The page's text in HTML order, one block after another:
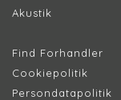
Akustik
Find Forhandler
Cookiepolitik
Persondatapolitik